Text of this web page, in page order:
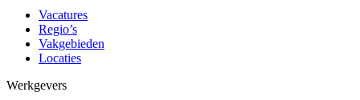
Vacatures
Regio’s
Vakgebieden
Locaties
Werkgevers